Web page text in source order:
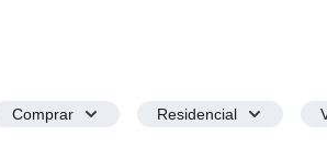
Comprar Residencial